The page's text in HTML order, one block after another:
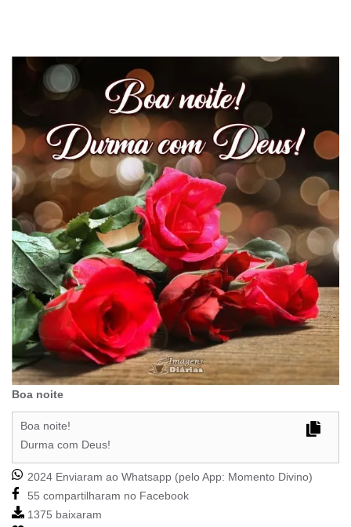
Boa noite
Boa noite!
Durma com Deus!
2024 Enviaram ao Whatsapp (pelo App: Momento Divino)
55 compartilharam no Facebook
1375 baixaram